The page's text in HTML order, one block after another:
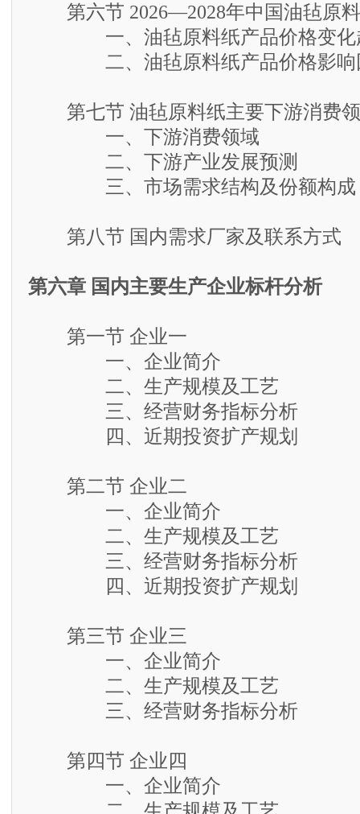
第六节 2026—2028年中国油毡原料
一、油毡原料纸产品价格变化
二、油毡原料纸产品价格影响
第七节 油毡原料纸主要下游消费领
一、下游消费领域
二、下游产业发展预测
三、市场需求结构及份额构成
第八节 国内需求厂家及联系方式
第六章 国内主要生产企业标杆分析
第一节 企业一
一、企业简介
二、生产规模及工艺
三、经营财务指标分析
四、近期投资扩产规划
第二节 企业二
一、企业简介
二、生产规模及工艺
三、经营财务指标分析
四、近期投资扩产规划
第三节 企业三
一、企业简介
二、生产规模及工艺
三、经营财务指标分析
第四节 企业四
一、企业简介